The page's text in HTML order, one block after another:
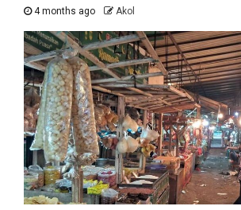
4 months ago Akol